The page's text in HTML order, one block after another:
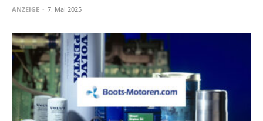
ANZEIGE - 7. Mai 2025